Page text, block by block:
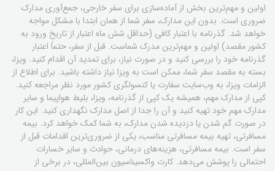
اولین و مهم‌ترین بخش از آماده‌سازی برای سفر خارجی، جمع‌آوری مدارک
ضروری است. بدون این مدارک، سفر شما از همان ابتدا با مشکل مواجه
خواهد شد. گذرنامه با اعتبار کافی (حداقل شش ماه اعتبار از تاریخ ورود به
کشور مقصد) اولین و مهم‌ترین مدرک شماست. قبل از سفر، حتماً اعتبار
گذرنامه خود را بررسی کنید و در صورت نیاز، برای تمدید آن اقدام کنید. ویزا،
بسته به مقصد سفر شما، ممکن است به ویزا نیاز داشته باشید. برای اطلاع از
الزامات ویزا، به وب‌سایت سفارت یا کنسولگری کشور مورد نظر مراجعه کنید.
کپی از مدارک مهم، همیشه یک کپی از گذرنامه، ویزا، بلیط هواپیما و سایر
مدارک مهم خود تهیه کنید و آن را جدا از اصل مدارک نگهداری کنید. این کار
در صورت گم شدن یا دزدیده شدن مدارک، به شما کمک خواهد کرد. بیمه
مسافرتی، تهیه بیمه مسافرتی مناسب، یکی از ضروری‌ترین اقدامات قبل از
سفر است. بیمه مسافرتی، هزینه‌های درمانی، حوادث و سایر خسارات
احتمالی را پوشش می‌دهد. کارت واکسیناسیون بین‌المللی، در برخی از